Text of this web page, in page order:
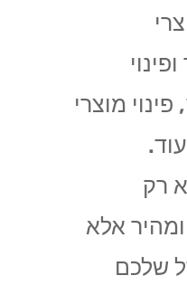
מוצרי
רק
אלא
שלכם